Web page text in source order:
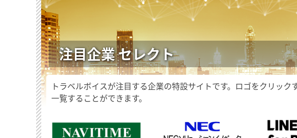
注目企業 セレクト
トラベルボイスが注目する企業の特設サイトです。ロゴをクリッ
一覧することができます。